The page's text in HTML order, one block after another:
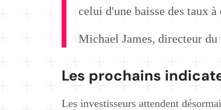
celui d'une baisse des taux
Michael James, directeur
Les prochains
Les investisseurs attendent